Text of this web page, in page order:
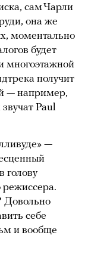
сам Чарли
она же
моментально
будет
многоэтажной
получит
— например,
Paul
—
голову
режиссера.
Довольно
себе
и вообще